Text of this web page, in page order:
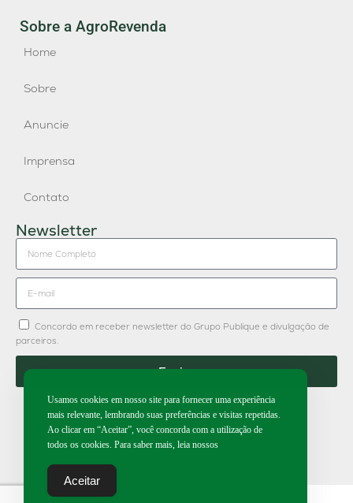
Sobre a AgroRevenda
Home
Sobre
Anuncie
Imprensa
Contato
Newsletter
Concordo em receber newsletter do Grupo Publique e divulgação de
parceiros.
Enviar
2026 | Todos os direitos reservados.
Usamos cookies em nosso site para fornecer uma experiência
mais relevante, lembrando suas preferências e visitas repetidas.
Ao clicar em “Aceitar”, você concorda com a utilização de
todos os cookies. Para saber mais, leia nossos
Aceitar